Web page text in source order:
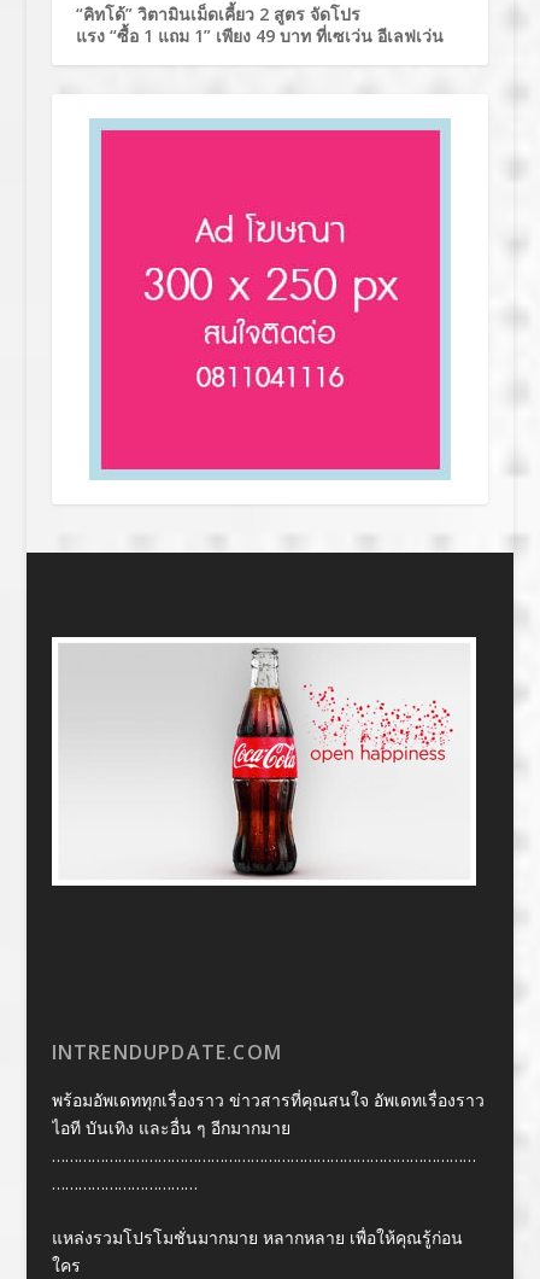
“คิทโด้” วิตามินเม็ดเคี้ยว 2 สูตร จัดโปร
แรง “ซื้อ 1 แถม 1” เพียง 49 บาท ที่เซเว่น อีเลฟเว่น
INTRENDUPDATE.COM
พร้อมอัพเดททุกเรื่องราว ข่าวสารที่คุณสนใจ อัพเดทเรื่องราว
ไอที บันเทิง และอื่น ๆ อีกมากมาย
……………………………………………………………………………………
……………………………
แหล่งรวมโปรโมชั่นมากมาย หลากหลาย เพื่อให้คุณรู้ก่อน
ใคร